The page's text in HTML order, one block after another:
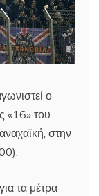
ο
«16» του
στην
τα μέτρα